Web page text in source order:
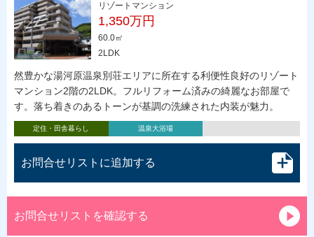
リゾートマンション
1,350万円
60.0㎡
2LDK
然豊かな湯河原温泉別荘エリアに所在する利便性良好のリゾート
マンション2階の2LDK。フルリフォーム済みの綺麗なお部屋で
す。落ち着きのあるトーンが基調の洗練された内装が魅力。
定住・田舎暮らし 温泉大浴場
お問合せリストに追加する
お問合せリストを確認する